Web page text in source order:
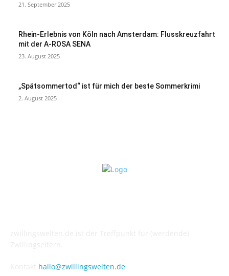
21. September 2025
Rhein-Erlebnis von Köln nach Amsterdam: Flusskreuzfahrt
mit der A-ROSA SENA
23. August 2025
„Spätsommertod“ ist für mich der beste Sommerkrimi
2. August 2025
hallo@zwillingswelten.de